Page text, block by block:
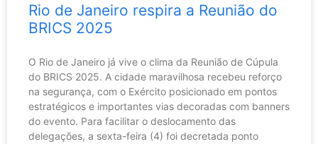
Rio de Janeiro respira a Reunião do
BRICS 2025
O Rio de Janeiro já vive o clima da Reunião de Cúpula
do BRICS 2025. A cidade maravilhosa recebeu reforço
na segurança, com o Exército posicionado em pontos
estratégicos e importantes vias decoradas com banners
do evento. Para facilitar o deslocamento das
delegações, a sexta-feira (4) foi decretada ponto